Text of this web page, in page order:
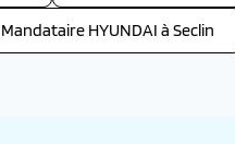
Mandataire HYUNDAI à Seclin